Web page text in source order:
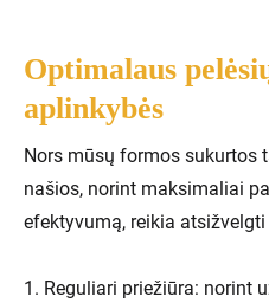
Optimalaus
aplinkybės
Nors mūsų formos sukurtos
našios, norint maksimaliai
efektyvumą, reikia
1. Reguliari priežiūra: norint